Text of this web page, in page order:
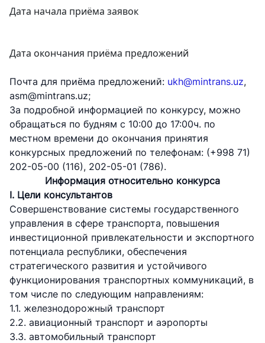
Дата начала приёма заявок
Дата окончания приёма предложений
Почта для приёма предложений: ukh@mintrans.uz,
asm@mintrans.uz;
За подробной информацией по конкурсу, можно
обращаться по будням с 10:00 до 17:00ч. по
местном времени до окончания принятия
конкурсных предложений по телефонам: (+998 71)
202-05-00 (116), 202-05-01 (786).
Информация относительно конкурса
I. Цели консультантов
Cовершенствование системы государственного
управления в сфере транспорта, повышения
инвестиционной привлекательности и экспортного
потенциала республики, обеспечения
стратегического развития и устойчивого
функционирования транспортных коммуникаций, в
том числе по следующим направлениям:
1.1. железнодорожный транспорт
2.2. авиационный транспорт и аэропорты
3.3. автомобильный транспорт